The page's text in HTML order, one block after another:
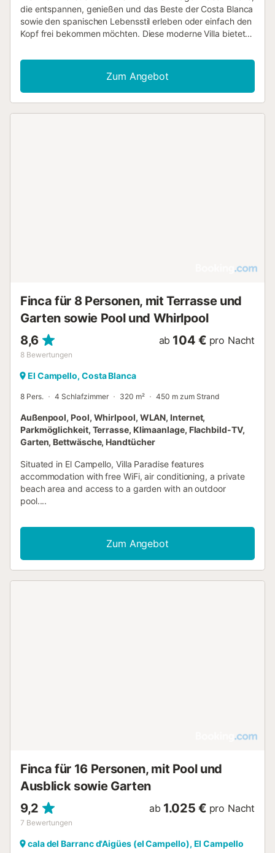
die entspannen, genießen und das Beste der Costa Blanca
sowie den spanischen Lebensstil erleben oder einfach den
Kopf frei bekommen möchten. Diese moderne Villa bietet
Annehmlichkeiten für einen luxuriösen Aufenthalt. Die Villa
erstreckt sich über drei Etagen. Im Hauptgeschoss
befindet sich eine voll ausgestattete offene Küche, die in
das Wohnzimmer mit Kamin übergeht. Auf dieser Ebene
kg) ist in dieser schönen Villa ebenfalls willkommen. Bitte
2,...
Zum Angebot
Finca für 8 Personen, mit Terrasse und
Garten sowie Pool und Whirlpool
8,6
8 Bewertungen
ab 104 € pro Nacht
El Campello, Costa Blanca
8 Pers. 4 Schlafzimmer 320 m² 450 m zum Strand
Außenpool, Pool, Whirlpool, WLAN, Internet,
Parkmöglichkeit, Terrasse, Klimaanlage, Flachbild-TV,
Garten, Bettwäsche, Handtücher
Situated in El Campello, Villa Paradise features
accommodation with free WiFi, air conditioning, a private
beach area and access to a garden with an outdoor
pool....
Zum Angebot
Finca für 16 Personen, mit Pool und
Ausblick sowie Garten
9,2
7 Bewertungen
ab 1.025 € pro Nacht
cala del Barranc d'Aigües (el Campello), El Campello